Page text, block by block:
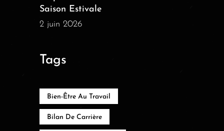
Saison Estivale
2 juin 2026
Tags
Bien-Être Au Travail
Bilan De Carrière